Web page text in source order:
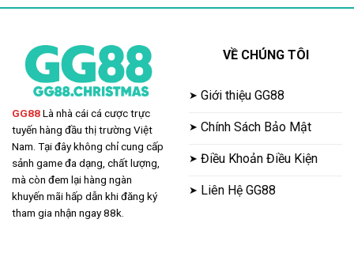
Đón
GG88
GG88Là nhà cái cá cược trực
tuyến hàng đầu thị trường Việt
Nam. Tại đây không chỉ cung cấp
sảnh game đa dạng, chất lượng,
mà còn đem lại hàng ngàn
khuyến mãi hấp dẫn khi đăng ký
tham gia nhận ngay 88k.
VỀ CHÚNG TÔI
Giới thiệu GG88
Chính Sách Bảo Mật
Điều Khoản Điều Kiện
Liên Hệ GG88